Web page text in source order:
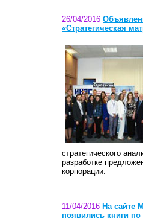
26/04/2016
«Стратегическая
стратегического
разработке
корпорации.
11/04/2016 На сайте
появились книги по